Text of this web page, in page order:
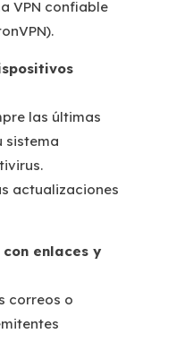
VPN confiable
las últimas
sistema
actualizaciones
enlaces y
correos o